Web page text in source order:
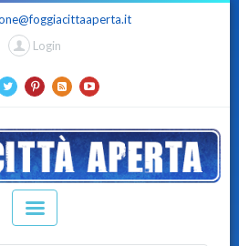
Login